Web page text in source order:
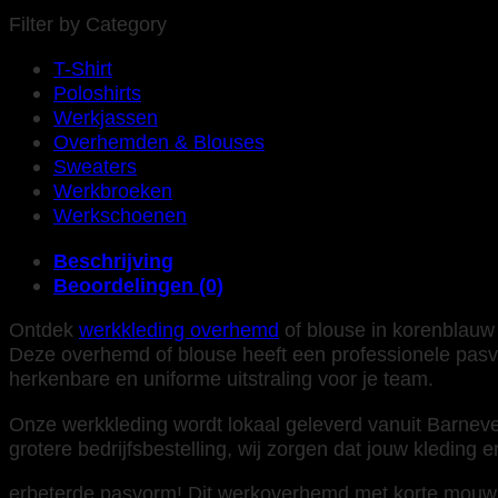
Filter by Category
T-Shirt
Poloshirts
Werkjassen
Overhemden & Blouses
Sweaters
Werkbroeken
Werkschoenen
Beschrijving
Beoordelingen (0)
Ontdek werkkleding overhemd of blouse in
Deze overhemd of blouse heeft een professionele
herkenbare en uniforme uitstraling voor je team.
Onze werkkleding wordt lokaal geleverd vanuit
grotere bedrijfsbestelling, wij zorgen dat jouw kleding
erbeterde pasvorm! Dit werkoverhemd met korte